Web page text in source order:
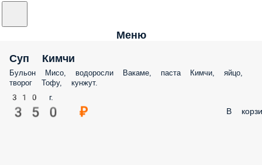
Меню
Суп Кимчи
Бульон Мисо, водоросли Вакаме, паста Кимчи, яйцо, творог Тофу,
кунжут.
310 г.
350 ₽ В